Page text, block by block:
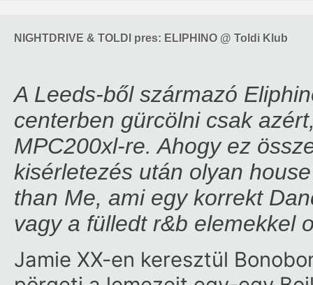
NIGHTDRIVE & TOLDI pres: ELIPHINO @ Toldi Klub
A Leeds-ből származó
centerben gürcölni csak
MPC200xl-re. Ahogy ez
kisérletezés után olyan
than Me, ami egy korrekt
vagy a fülledt r&b elemekkel
Jamie XX-en keresztül